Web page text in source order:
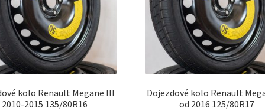
kolo Renault Megane III
2010-2015 135/80R16
Dojezdové kolo Renault
od 2016 125/80R17